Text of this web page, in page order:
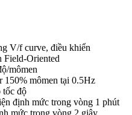
V/f curve, điều khiển
Field-Oriented
mômen
150% mômen tại 0.5Hz
tốc độ
định mức trong vòng 1 phút
mức trong vòng 2 giây